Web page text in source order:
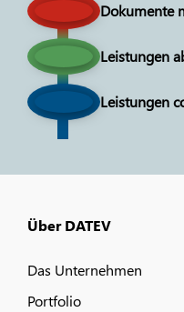
Dokumente
Leistungen
Leistungen
Über DATEV
Das Unternehmen
Portfolio